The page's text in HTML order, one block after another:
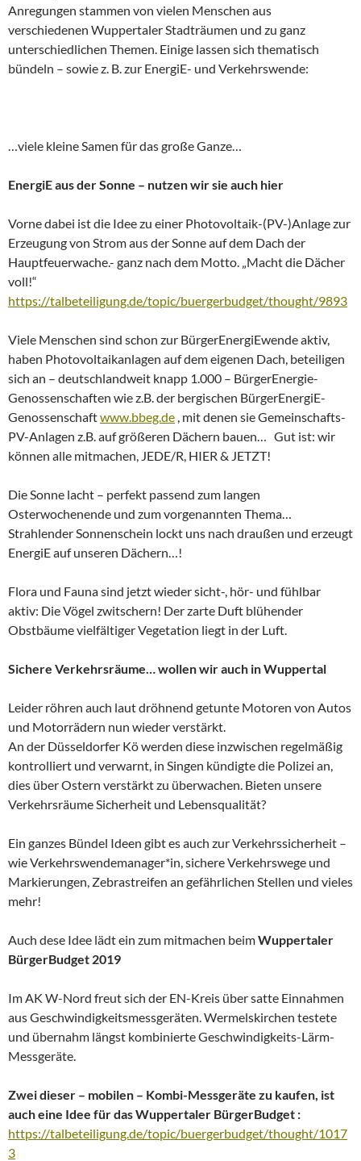
Anregungen stammen von vielen Menschen aus
verschiedenen Wuppertaler Stadträumen und zu ganz
unterschiedlichen Themen. Einige lassen sich thematisch
bündeln – sowie z. B. zur EnergiE- und Verkehrswende:
…viele kleine Samen für das große Ganze…
EnergiE aus der Sonne – nutzen wir sie auch hier
Vorne dabei ist die Idee zu einer Photovoltaik-(PV-)Anlage zur
Erzeugung von Strom aus der Sonne auf dem Dach der
Hauptfeuerwache.- ganz nach dem Motto. „Macht die Dächer
voll!“
https://talbeteiligung.de/topic/buergerbudget/thought/9893
Viele Menschen sind schon zur BürgerEnergiEwende aktiv,
haben Photovoltaikanlagen auf dem eigenen Dach, beteiligen
sich an – deutschlandweit knapp 1.000 – BürgerEnergie-
Genossenschaften wie z.B. der bergischen BürgerEnergiE-
Genossenschaftwww.bbeg.de , mit denen sie Gemeinschafts-
PV-Anlagen z.B. auf größeren Dächern bauen… Gut ist: wir
können alle mitmachen, JEDE/R, HIER & JETZT!
Die Sonne lacht – perfekt passend zum langen
Osterwochenende und zum vorgenannten Thema…
Strahlender Sonnenschein lockt uns nach draußen und erzeugt
EnergiE auf unseren Dächern…!
Flora und Fauna sind jetzt wieder sicht-, hör- und fühlbar
aktiv: Die Vögel zwitschern! Der zarte Duft blühender
Obstbäume vielfältiger Vegetation liegt in der Luft.
Sichere Verkehrsräume… wollen wir auch in Wuppertal
Leider röhren auch laut dröhnend getunte Motoren von Autos
und Motorrädern nun wieder verstärkt.
An der Düsseldorfer Kö werden diese inzwischen regelmäßig
kontrolliert und verwarnt, in Singen kündigte die Polizei an,
dies über Ostern verstärkt zu überwachen. Bieten unsere
Verkehrsräume Sicherheit und Lebensqualität?
Ein ganzes Bündel Ideen gibt es auch zur Verkehrssicherheit –
wie Verkehrswendemanager*in, sichere Verkehrswege und
Markierungen, Zebrastreifen an gefährlichen Stellen und vieles
mehr!
Auch dese Idee lädt ein zum mitmachen beimWuppertaler
BürgerBudget 2019
Im AK W-Nord freut sich der EN-Kreis über satte Einnahmen
aus Geschwindigkeitsmessgeräten. Wermelskirchen testete
und übernahm längst kombinierte Geschwindigkeits-Lärm-
Messgeräte.
Zwei dieser – mobilen – Kombi-Messgeräte zu kaufen, ist
auch eine Idee für das Wuppertaler BürgerBudget :
https://talbeteiligung.de/topic/buergerbudget/thought/1017
3